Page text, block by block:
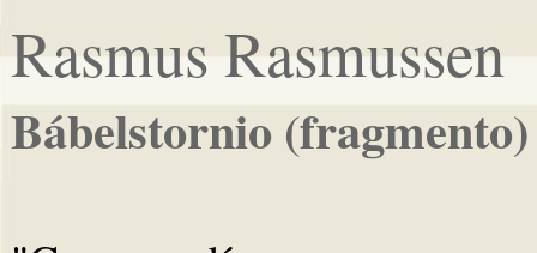
Rasmus Rasmussen
Bábelstornio (fragmento)